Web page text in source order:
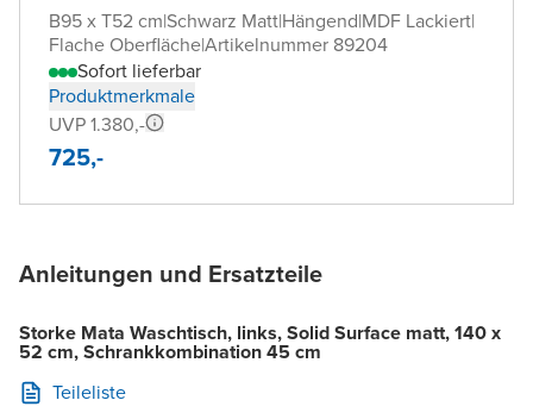
B95 x T52 cm|Schwarz Matt|Hängend|MDF Lackiert|
Flache Oberfläche|Artikelnummer 89204
Sofort lieferbar
Produktmerkmale
UVP 1.380,-
725,-
Anleitungen und Ersatzteile
Storke Mata Waschtisch, links, Solid Surface matt, 140 x
52 cm, Schrankkombination 45 cm
Teileliste